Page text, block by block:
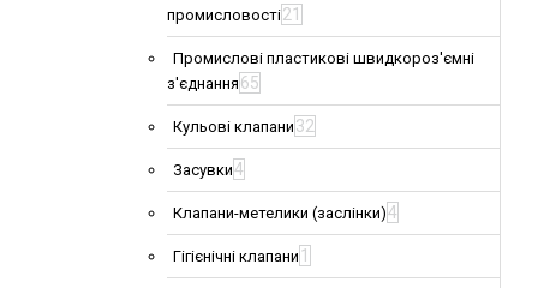
промисловості21
Промислові пластикові швидкороз'ємні
з'єднання 65
Кульові клапани 32
Засувки4
Клапани-метелики (заслінки)4
Гігієнічні клапани 1